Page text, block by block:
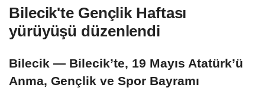
Bilecik'te Gençlik Haftası
yürüyüşü düzenlendi
Bilecik — Bilecik’te, 19 Mayıs Atatürk’ü
Anma, Gençlik ve Spor Bayramı